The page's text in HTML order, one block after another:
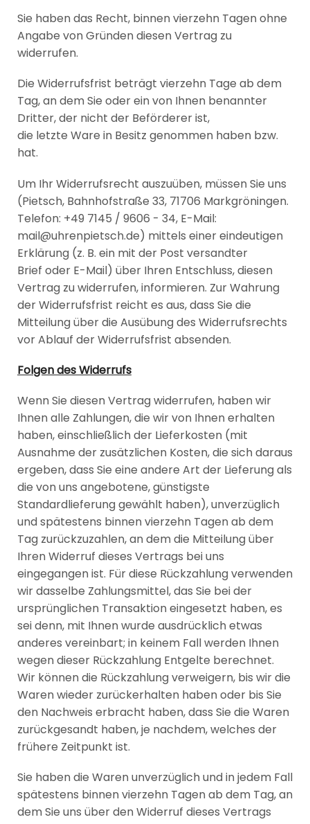
Sie haben das Recht, binnen vierzehn Tagen ohne
Angabe von Gründen diesen Vertrag zu
widerrufen.
Die Widerrufsfrist beträgt vierzehn Tage ab dem
Tag, an dem Sie oder ein von Ihnen benannter
Dritter, der nicht der Beförderer ist,
die letzte Ware in Besitz genommen haben bzw.
hat.
Um Ihr Widerrufsrecht auszuüben, müssen Sie uns
(Pietsch, Bahnhofstraße 33, 71706 Markgröningen.
Telefon: +49 7145 / 9606 - 34, E-Mail:
mail@uhrenpietsch.de) mittels einer eindeutigen
Erklärung (z. B. ein mit der Post versandter
Brief oder E-Mail) über Ihren Entschluss, diesen
Vertrag zu widerrufen, informieren. Zur Wahrung
der Widerrufsfrist reicht es aus, dass Sie die
Mitteilung über die Ausübung des Widerrufsrechts
vor Ablauf der Widerrufsfrist absenden.
Folgen des Widerrufs
Wenn Sie diesen Vertrag widerrufen, haben wir
Ihnen alle Zahlungen, die wir von Ihnen erhalten
haben, einschließlich der Lieferkosten (mit
Ausnahme der zusätzlichen Kosten, die sich daraus
ergeben, dass Sie eine andere Art der Lieferung als
die von uns angebotene, günstigste
Standardlieferung gewählt haben), unverzüglich
und spätestens binnen vierzehn Tagen ab dem
Tag zurückzuzahlen, an dem die Mitteilung über
Ihren Widerruf dieses Vertrags bei uns
eingegangen ist. Für diese Rückzahlung verwenden
wir dasselbe Zahlungsmittel, das Sie bei der
ursprünglichen Transaktion eingesetzt haben, es
sei denn, mit Ihnen wurde ausdrücklich etwas
anderes vereinbart; in keinem Fall werden Ihnen
wegen dieser Rückzahlung Entgelte berechnet.
Wir können die Rückzahlung verweigern, bis wir die
Waren wieder zurückerhalten haben oder bis Sie
den Nachweis erbracht haben, dass Sie die Waren
zurückgesandt haben, je nachdem, welches der
frühere Zeitpunkt ist.
Sie haben die Waren unverzüglich und in jedem Fall
spätestens binnen vierzehn Tagen ab dem Tag, an
dem Sie uns über den Widerruf dieses Vertrags